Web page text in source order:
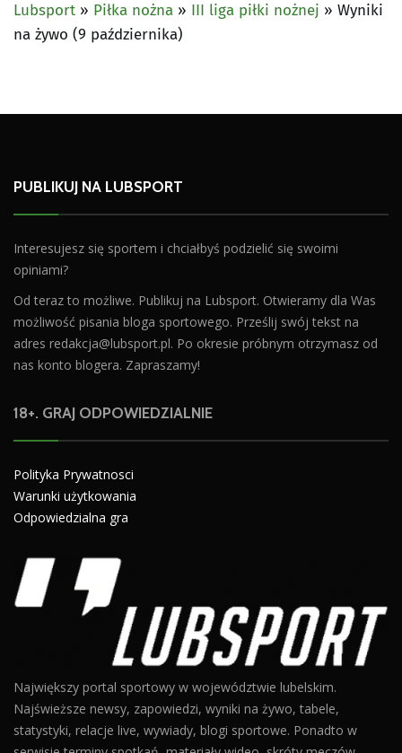
Lubsport » Piłka nożna » III liga piłki nożnej » Wyniki
na żywo (9 października)
PUBLIKUJ NA LUBSPORT
Interesujesz się sportem i chciałbyś podzielić się swoimi
opiniami?
Od teraz to możliwe. Publikuj na Lubsport. Otwieramy dla Was
możliwość pisania bloga sportowego. Prześlij swój tekst na
adres redakcja@lubsport.pl. Po okresie próbnym otrzymasz od
nas konto blogera. Zapraszamy!
18+. GRAJ ODPOWIEDZIALNIE
Polityka Prywatnosci
Warunki użytkowania
Odpowiedzialna gra
Największy portal sportowy w województwie lubelskim.
Najświeższe newsy, zapowiedzi, wyniki na żywo, tabele,
statystyki, relacje live, wywiady, blogi sportowe. Ponadto w